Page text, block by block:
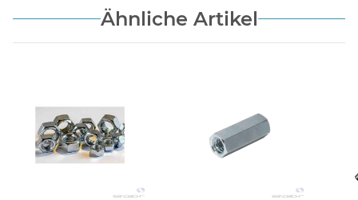
Ähnliche Artikel